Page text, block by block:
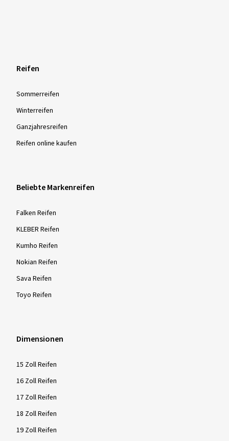
Reifen
Sommer­reifen
Winter­reifen
Ganzjahres­reifen
Reifen online kaufen
Beliebte Markenreifen
Falken Reifen
KLEBER Reifen
Kumho Reifen
Nokian Reifen
Sava Reifen
Toyo Reifen
Dimensionen
15 Zoll Reifen
16 Zoll Reifen
17 Zoll Reifen
18 Zoll Reifen
19 Zoll Reifen